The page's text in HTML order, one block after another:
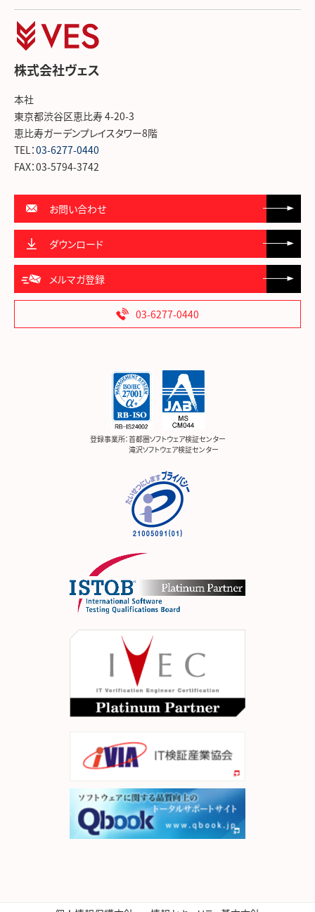
株式会社ヴェス
本社
東京都渋谷区恵比寿 4-20-3
恵比寿ガーデンプレイスタワー8階
TEL：03-6277-0440
FAX：03-5794-3742
お問い合わせ
ダウンロード
メルマガ登録
03-6277-0440
登録事業所：首都圏ソフトウェア検証センター
滝沢ソフトウェア検証センター